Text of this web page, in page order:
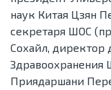
наук Китая Цзян
секретаря ШОС
Сохайл, директор
Приядаршани